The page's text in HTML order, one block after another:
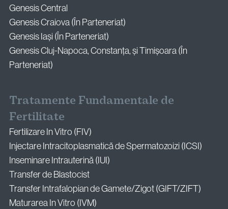
Genesis Central
Genesis Craiova (În Parteneriat)
Genesis Iași (În Parteneriat)
Genesis Cluj-Napoca, Constanța, și Timișoara (În
Parteneriat)
Tratamente Fundamentale de
Fertilitate
Fertilizare In Vitro (FIV)
Injectare Intracitoplasmatică de Spermatozoizi (ICSI)
Inseminare Intrauterină (IUI)
Transfer de Blastocist
Transfer Intrafalopian de Gamete/Zigot (GIFT/ZIFT)
Maturarea In Vitro (IVM)